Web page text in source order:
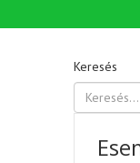
Keresés